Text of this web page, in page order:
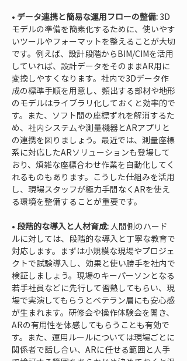
• データ連携と簡易な運用フローの整備: 3D
モデルの準備を簡素化するために、使いやす
いツールやフォーマットを整えることが大切
です。例えば、設計段階からBIM/CIMを活用
していれば、設計データをそのままAR用に
変換しやすくなります。社内で3Dデータ作
成の標準手順を用意し、頻出する部材や地形
のモデルはライブラリ化しておくと効率的で
す。また、ソフト間の座標ずれを解消するた
め、社内システムや測量機器とARアプリと
の連携を図りましょう。最近では、測量座標
系に対応したARソリューションも登場して
おり、煩雑な座標合わせ作業を自動化してく
れるものもあります。こうした仕組みを活用
し、現場スタッフが極力手間なくARを使え
• 段階的な導入と人材育成: 人間側のハード
ルに対しては、段階的な導入と丁寧な教育で
対応します。まずは小規模な現場やプロジェ
クトで試験導入し、効果と使い勝手を社内で
検証しましょう。現場のキーパーソンとなる
若手社員などに先行して習熟してもらい、現
場で実演してもらうとベテラン層にも安心感
が生まれます。研修会や操作体験会を開き、
ARの有用性を体感してもらうことも有効で
す。また、運用ルールについては現場ごとに
関係者で話し合い、ARに任せる範囲と人手